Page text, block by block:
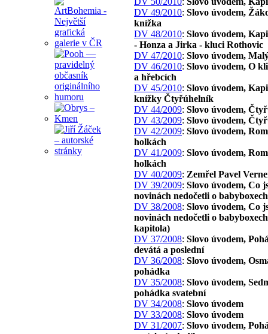
DV 49/2010: Slovo úvodem,
knížka
DV 48/2010: Slovo úvodem,
- Honza a Jirka - kluci Rothovic
DV 47/2010: Slovo úvodem,
DV 46/2010: Slovo úvodem, O
a hřebcích
DV 45/2010: Slovo úvodem,
knížky Čtyřúhelník
DV 44/2009: Slovo úvodem,
DV 43/2009: Slovo úvodem,
DV 42/2009: Slovo úvodem,
holkách
DV 41/2009: Slovo úvodem,
holkách
DV 40/2009: Zemřel Pavel
DV 39/2009: Slovo úvodem, Co
novinách nedočetli o babyboxech
DV 38/2008: Slovo úvodem, Co
novinách nedočetli o
kapitola)
DV 37/2008: Slovo úvodem,
devátá a poslední
DV 36/2008: Slovo úvodem,
pohádka
DV 35/2008: Slovo úvodem,
pohádka svatební
DV 34/2008: Slovo úvodem
DV 33/2008: Slovo úvodem
DV 31/2007: Slovo úvodem,